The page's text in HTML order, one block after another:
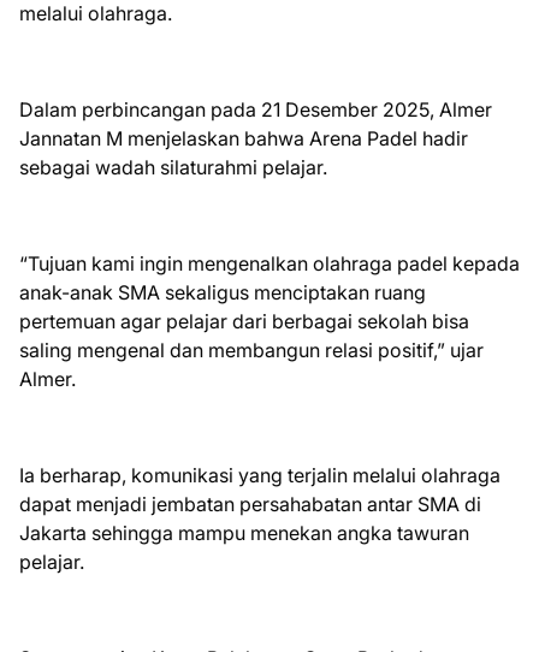
melalui olahraga.
Dalam perbincangan pada 21 Desember 2025, Almer
Jannatan M menjelaskan bahwa Arena Padel hadir
sebagai wadah silaturahmi pelajar.
“Tujuan kami ingin mengenalkan olahraga padel kepada
anak-anak SMA sekaligus menciptakan ruang
pertemuan agar pelajar dari berbagai sekolah bisa
saling mengenal dan membangun relasi positif,” ujar
Almer.
Ia berharap, komunikasi yang terjalin melalui olahraga
dapat menjadi jembatan persahabatan antar SMA di
Jakarta sehingga mampu menekan angka tawuran
pelajar.